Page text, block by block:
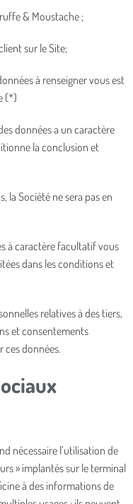
& Moustache ;
sur le Site;
à renseigner vous est
(*)
données a un caractère
la conclusion et
Société ne sera pas en
à caractère facultatif vous
dans les conditions et
relatives à des tiers,
et consentements
ces données.
nécessaire l’utilisation de
» implantés sur le terminal
à des informations de